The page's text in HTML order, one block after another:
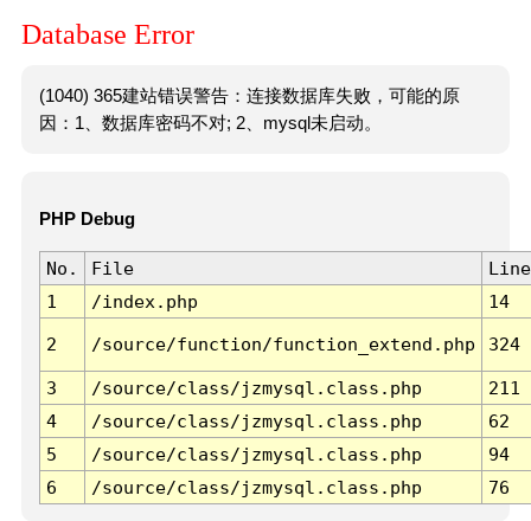
Database Error
(1040) 365建站错误警告：连接数据库失败，可能的原
因：1、数据库密码不对; 2、mysql未启动。
PHP Debug
No. File
Line
1
/index.php 14
2 /source/function/function_extend.php 324
3 /source/class/jzmysql.class.php
211
4
/source/class/jzmysql.class.php
62
5
/source/class/jzmysql.class.php
94
6
/source/class/jzmysql.class.php 76